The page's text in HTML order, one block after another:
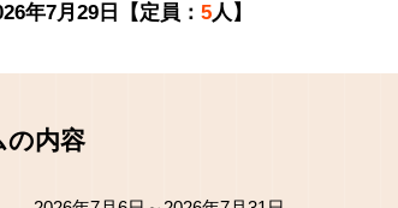
年7月29日 【定員： 5人】
の内容